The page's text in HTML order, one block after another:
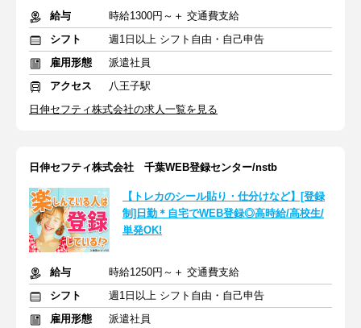
給与
時給1300円～＋ 交通費支給
シフト
週1日以上 シフト自由・自己申告
雇用形態
派遣社員
アクセス
八王子駅
日伸セフティ株式会社の求人一覧を見る
日伸セフティ株式会社 千葉WEB登録センター/nstb
【トレカのシール貼り・仕分けなど】[登録
制]日勤＊自宅でWEB登録◎高時給/高校生/
単発OK!
給与
時給1250円～＋ 交通費支給
シフト
週1日以上 シフト自由・自己申告
雇用形態
派遣社員